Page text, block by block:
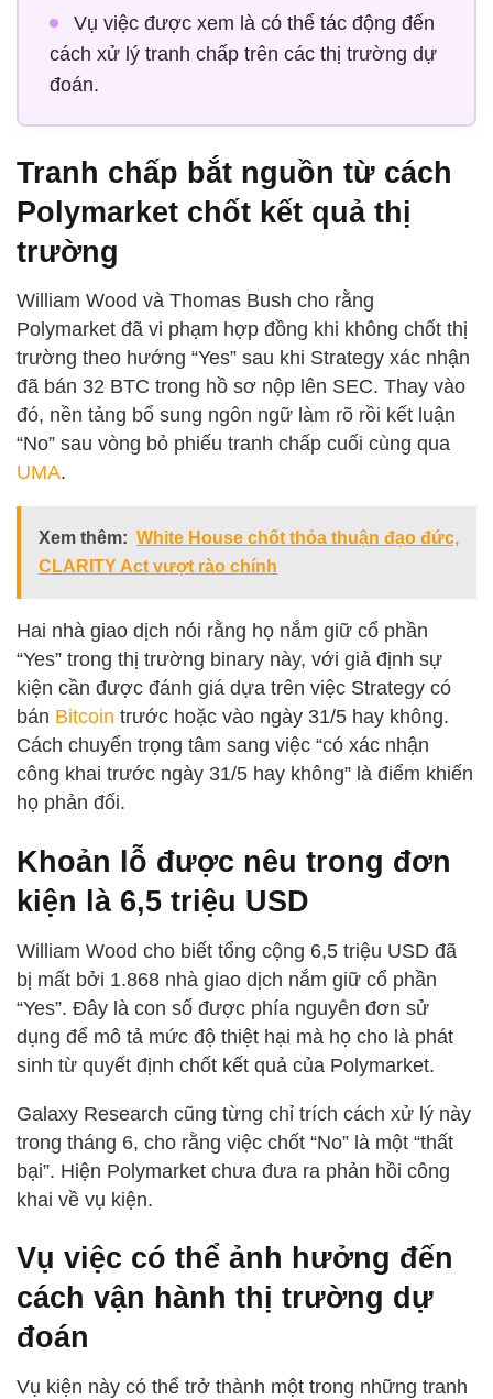
Vụ việc được xem là có thể tác động đến
cách xử lý tranh chấp trên các thị trường dự
đoán.
Tranh chấp bắt nguồn từ cách
Polymarket chốt kết quả thị
trường
William Wood và Thomas Bush cho rằng
Polymarket đã vi phạm hợp đồng khi không chốt thị
trường theo hướng “Yes” sau khi Strategy xác nhận
đã bán 32 BTC trong hồ sơ nộp lên SEC. Thay vào
đó, nền tảng bổ sung ngôn ngữ làm rõ rồi kết luận
“No” sau vòng bỏ phiếu tranh chấp cuối cùng qua
UMA.
Xem thêm: White House chốt thỏa thuận đạo đức,
CLARITY Act vượt rào chính
Hai nhà giao dịch nói rằng họ nắm giữ cổ phần
“Yes” trong thị trường binary này, với giả định sự
kiện cần được đánh giá dựa trên việc Strategy có
bán Bitcoin trước hoặc vào ngày 31/5 hay không.
Cách chuyển trọng tâm sang việc “có xác nhận
công khai trước ngày 31/5 hay không” là điểm khiến
họ phản đối.
Khoản lỗ được nêu trong đơn
kiện là 6,5 triệu USD
William Wood cho biết tổng cộng 6,5 triệu USD đã
bị mất bởi 1.868 nhà giao dịch nắm giữ cổ phần
“Yes”. Đây là con số được phía nguyên đơn sử
dụng để mô tả mức độ thiệt hại mà họ cho là phát
sinh từ quyết định chốt kết quả của Polymarket.
Galaxy Research cũng từng chỉ trích cách xử lý này
trong tháng 6, cho rằng việc chốt “No” là một “thất
bại”. Hiện Polymarket chưa đưa ra phản hồi công
khai về vụ kiện.
Vụ việc có thể ảnh hưởng đến
cách vận hành thị trường dự
đoán
Vụ kiện này có thể trở thành một trong những tranh